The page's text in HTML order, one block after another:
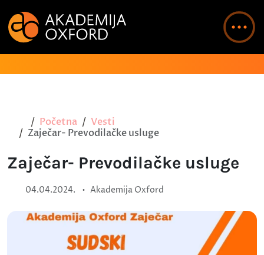
Početna
Vesti
Zaječar- Prevodilačke usluge
Zaječar- Prevodilačke usluge
04.04.2024. • Akademija Oxford